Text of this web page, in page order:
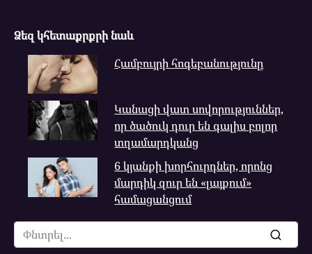
Ձեզ կհետաքրքրի նաև
Համբույրի հոգեբանությունը
Կանացի վատ սովորություններ,
որ ծածուկ դուր են գալիս բոլոր
տղամարդկանց
6 կյանքի խորհուրդներ, որոնց
մարդիկ զուր են «լայքում»
համացանցում
Search
for: